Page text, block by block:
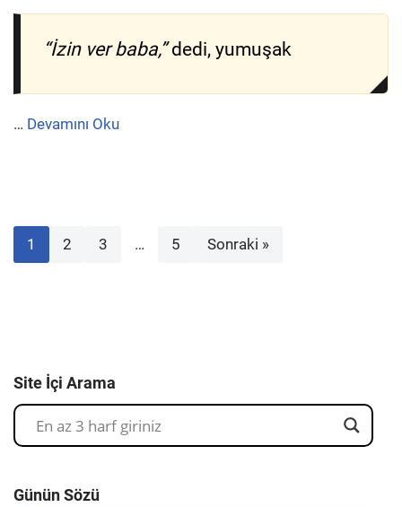
“İzin ver baba,”dedi, yumuşak
… Devamını Oku
1 2 3 … 5 Sonraki »
Site İçi Arama
Günün Sözü